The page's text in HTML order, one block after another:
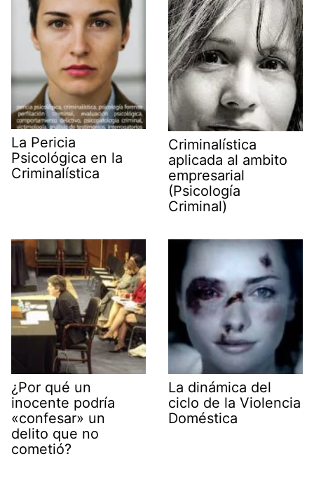
r
)
La Pericia
Psicológica en la
Criminalística
Criminalística
aplicada al ambito
empresarial
(Psicología
Criminal)
¿Por qué un
inocente podría
«confesar» un
delito que no
cometió?
La dinámica del
ciclo de la Violencia
Doméstica